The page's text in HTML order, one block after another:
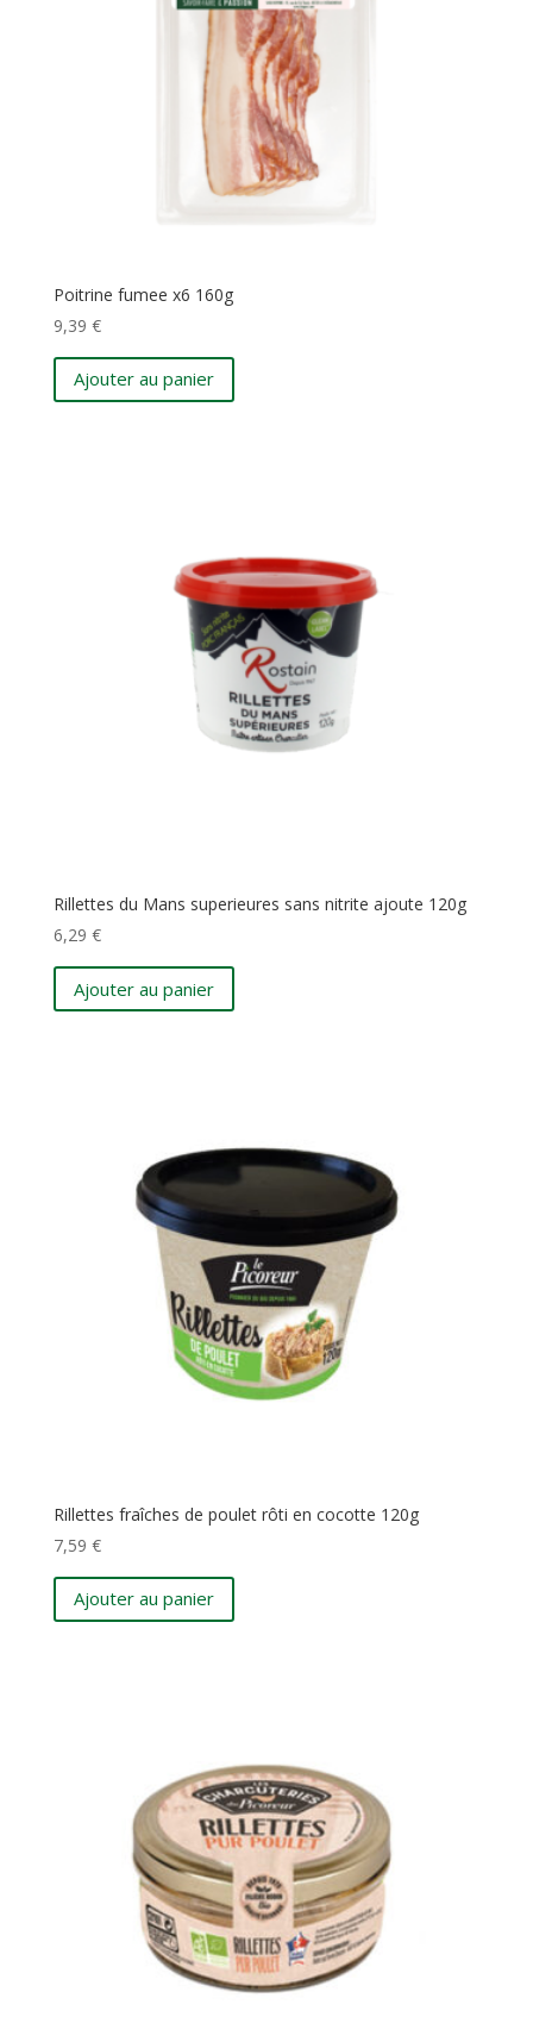
Poitrine fumee x6 160g
9,39 €
Ajouter au panier
Rillettes du Mans superieures sans nitrite ajoute 120g
6,29 €
Ajouter au panier
Rillettes fraîches de poulet rôti en cocotte 120g
7,59 €
Ajouter au panier